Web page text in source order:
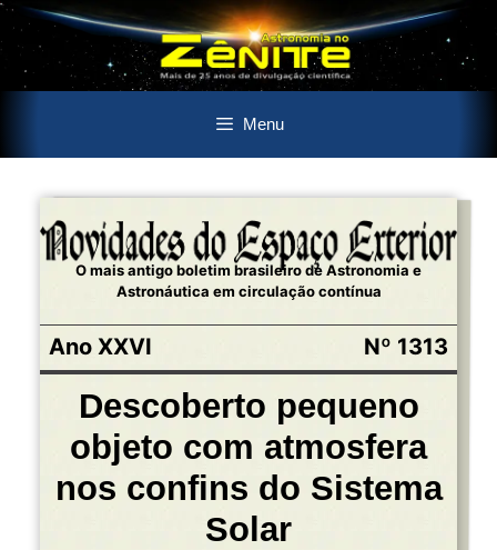
o
conteúdo
Menu
O mais antigo boletim brasileiro de Astronomia e
Astronáutica em circulação contínua
Ano XXVI Nº 1313
Descoberto pequeno
objeto com atmosfera
nos confins do Sistema
Solar